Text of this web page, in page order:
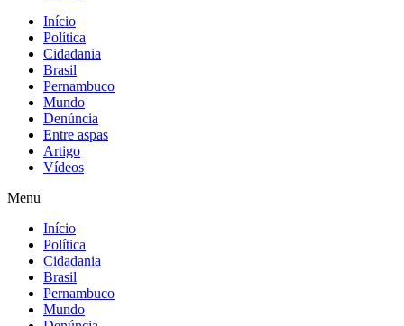
Início
Política
Cidadania
Brasil
Pernambuco
Mundo
Denúncia
Entre aspas
Artigo
Vídeos
Menu
Início
Política
Cidadania
Brasil
Pernambuco
Mundo